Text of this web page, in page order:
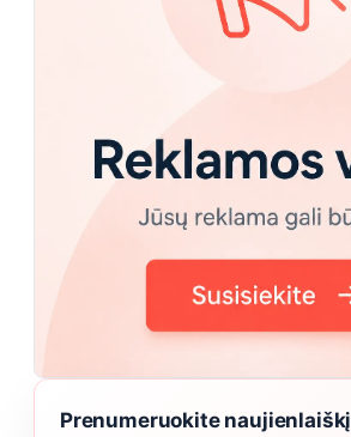
Prenumeruokite naujienlaiškį